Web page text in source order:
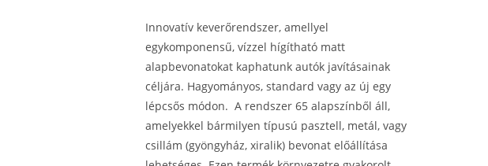
Innovatív keverőrendszer, amellyel
egykomponensű, vízzel hígítható matt
alapbevonatokat kaphatunk autók javításainak
céljára. Hagyományos, standard vagy az új egy
lépcsős módon. A rendszer 65 alapszínből áll,
amelyekkel bármilyen típusú pasztell, metál, vagy
csillám (gyöngyház, xiralik) bevonat előállítása